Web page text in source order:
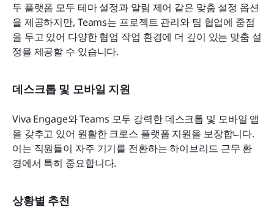
두 플랫폼 모두 테마 설정과 알림 제어 같은 맞춤 설정 옵션
을 제공하지만, Teams는 프로젝트 관리와 팀 협업에 중점
을 두고 있어 다양한 협업 작업 환경에 더 깊이 있는 맞춤 설
정을 제공할 수 있습니다.
데스크톱 및 모바일 지원
Viva Engage와 Teams 모두 강력한 데스크톱 및 모바일 앱
을 갖추고 있어 원활한 크로스 플랫폼 지원을 보장합니다.
이는 직원들이 자주 기기를 전환하는 하이브리드 근무 환
경에서 특히 중요합니다.
상황별 추천